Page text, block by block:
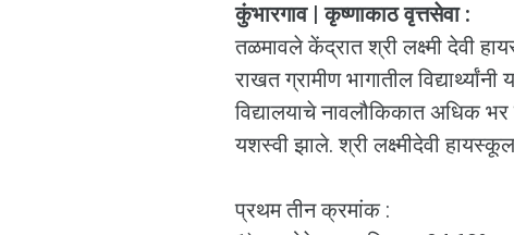
कुंभारगाव | कृष्णाकाठ वृत्तसेवा :
तळमावले केंद्रात श्री लक्ष्मी देवी
राखत ग्रामीण भागातील
विद्यालयाचे नावलौकिकात अधिक
यशस्वी झाले. श्री लक्ष्मीदेवी
प्रथम तीन क्रमांक :